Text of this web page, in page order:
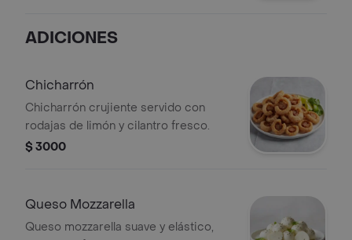
ADICIONES
Chicharrón
Chicharrón crujiente servido con
rodajas de limón y cilantro fresco.
$ 3000
Queso Mozzarella
Queso mozzarella suave y elástico,